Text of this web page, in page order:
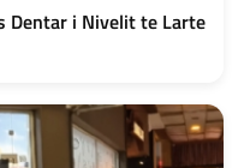
Dentar i Nivelit te Larte